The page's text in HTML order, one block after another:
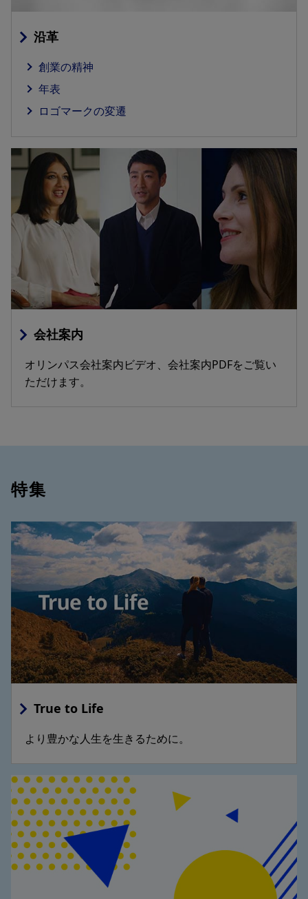
沿革
創業の精神
年表
ロゴマークの変遷
会社案内
オリンパス会社案内ビデオ、会社案内PDFをご覧い
ただけます。
特集
True to Life
より豊かな人生を生きるために。